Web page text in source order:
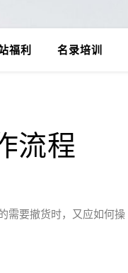
福利 名录培训
流程
需要撤货时，又应如何操